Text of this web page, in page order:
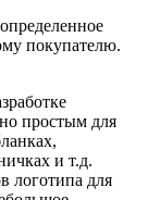
покупателю.
простым для
и т.д.
логотипа для